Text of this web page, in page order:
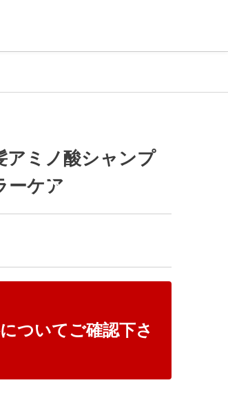
アミノ酸シャンプ
ーケア
ついてご確認下さ